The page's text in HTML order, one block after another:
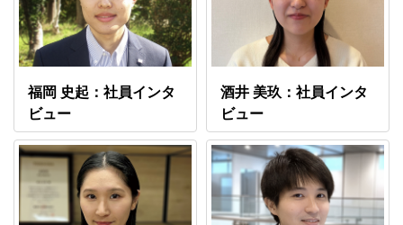
福岡 史起：社員インタ
ビュー
酒井 美玖：社員インタ
ビュー